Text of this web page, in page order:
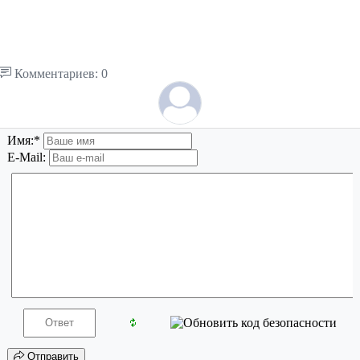
Комментариев: 0
Имя:*
E-Mail:
Отправить